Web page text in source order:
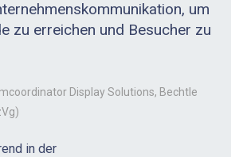
um
zu erreichen und Besucher zu
Display Solutions, Bechtle
in der